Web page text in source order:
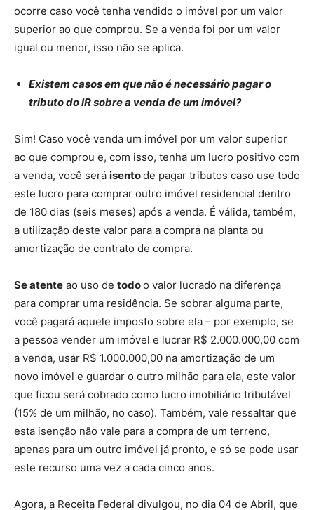
ocorre caso você tenha vendido o imóvel por um valor
superior ao que comprou. Se a venda foi por um valor
igual ou menor, isso não se aplica.
Existem casos em quenão é necessáriopagar o
tributo do IR sobre a venda de um imóvel?
Sim! Caso você venda um imóvel por um valor superior
ao que comprou e, com isso, tenha um lucro positivo com
a venda, você será isentode pagar tributos caso use todo
este lucro para comprar outro imóvel residencial dentro
de 180 dias (seis meses) após a venda. É válida, também,
a utilização deste valor para a compra na planta ou
amortização de contrato de compra.
Se atente ao uso de todoo valor lucrado na diferença
para comprar uma residência. Se sobrar alguma parte,
você pagará aquele imposto sobre ela – por exemplo, se
a pessoa vender um imóvel e lucrar R$ 2.000.000,00 com
a venda, usar R$ 1.000.000,00 na amortização de um
novo imóvel e guardar o outro milhão para ela, este valor
que ficou será cobrado como lucro imobiliário tributável
(15% de um milhão, no caso). Também, vale ressaltar que
esta isenção não vale para a compra de um terreno,
apenas para um outro imóvel já pronto, e só se pode usar
este recurso uma vez a cada cinco anos.
Agora, a Receita Federal divulgou, no dia 04 de Abril, que